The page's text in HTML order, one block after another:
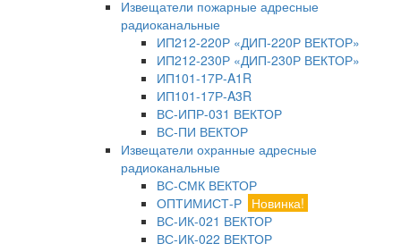
Извещатели пожарные адресные
радиоканальные
ИП212-220Р «ДИП-220Р ВЕКТОР»
ИП212-230Р «ДИП-230Р ВЕКТОР»
ИП101-17Р-A1R
ИП101-17Р-A3R
ВС-ИПР-031 ВЕКТОР
ВС-ПИ ВЕКТОР
Извещатели охранные адресные
радиоканальные
ВС-СМК ВЕКТОР
ОПТИМИСТ-Р Новинка!
ВС-ИК-021 ВЕКТОР
ВС-ИК-022 ВЕКТОР